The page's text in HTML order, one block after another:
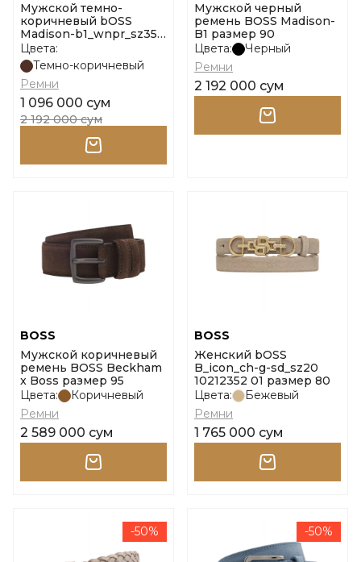
Мужской темно-
коричневый bOSS
Madison-b1_wnpr_sz35
10226192 01 размер 105
Цвета:
Темно-коричневый
Ремни
1 096 000 сум
2 192 000 сум
Мужской черный
ремень BOSS Madison-
B1 размер 90
Цвета:
Черный
Ремни
2 192 000 сум
BOSS
Мужской коричневый
ремень BOSS Beckham
x Boss размер 95
Цвета:
Коричневый
Ремни
2 589 000 сум
BOSS
Женский bOSS
B_icon_ch-g-sd_sz20
10212352 01 размер 80
Цвета:
Бежевый
Ремни
1 765 000 сум
-50% -50%